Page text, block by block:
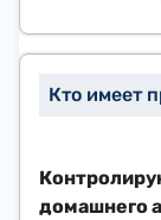
домашнего